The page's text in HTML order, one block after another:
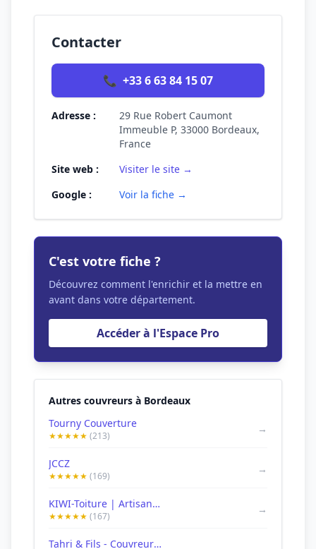
Contacter
📞 +33 6 63 84 15 07
Adresse :
29 Rue Robert Caumont
Immeuble P, 33000 Bordeaux,
France
Site web :
Visiter le site →
Google :
Voir la fiche →
C'est votre fiche ?
Découvrez comment l'enrichir et la mettre en
avant dans votre département.
Accéder à l'Espace Pro
Autres couvreurs à Bordeaux
Tourny Couverture
★★★★★ (213)
→
JCCZ
★★★★★ (169)
→
KIWI-Toiture | Artisan Couvreur Zingueur | Couvreur à Bordeaux
★★★★★ (167)
→
Tahri & Fils - Couvreur Bordeaux - Rénovation de toiture